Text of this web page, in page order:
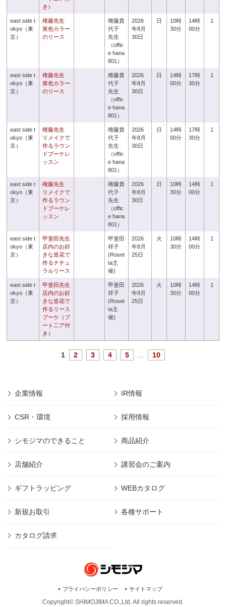
き）
east side t
okyo（東
京）
権藤先生
黄色カラー
のリース
権藤貴
代子
先生
（offic
e hana
801）
2026
年8月
30日
日
10時
30分
14時
00分
1
east side t
okyo（東
京）
権藤先生
黄色カラー
のリース
権藤貴
代子
先生
（offic
e hana
801）
2026
年8月
30日
日
14時
00分
17時
30分
1
east side t
okyo（東
京）
権藤先生
リメイクで
作るラウン
ドブーケレ
ッスン
権藤貴
代子
先生
（offic
e hana
801）
2026
年8月
30日
日
14時
00分
17時
30分
1
east side t
okyo（東
京）
権藤先生
リメイクで
作るラウン
ドブーケレ
ッスン
権藤貴
代子
先生
（offic
e hana
801）
2026
年8月
30日
日
10時
30分
14時
00分
1
east side t
okyo（東
京）
甲斐田先生
店内のお好
きな造花で
作るナチュ
ラルリース
甲斐田
祥子
(Roset
ta主
催)
2026
年8月
25日
火
10時
30分
14時
00分
1
east side t
okyo（東
京）
甲斐田先生
店内のお好
きな造花で
作るリース
ブーケ（ブ
ート二ア付
き）
甲斐田
祥子
(Roset
ta主
催)
2026
年8月
25日
火
10時
30分
14時
00分
1
1 2 3 4 5 10
企業情報 IR情報
CSR・環境 採用情報
シモジマのできること 商品紹介
店舗紹介 講習会のご案内
ギフトラッピング WEBカタログ
新規お取引 各種サポート
カタログ請求
プライバシーポリシー サイトマップ
Copyright© SHIMOJIMA CO.,Ltd. All rights reserved.